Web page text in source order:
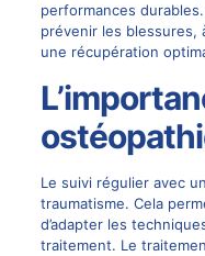
performances
prévenir les blessures,
une récupération
Le suivi régulier avec
traumatisme. Cela
d’adapter les
traitement. Le